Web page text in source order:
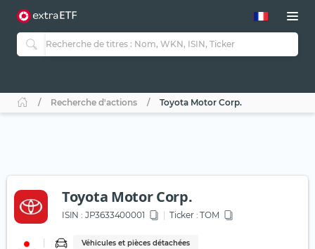
Recherche d'actions Toyota Motor Corp.
Toyota Motor Corp.
ISIN : JP3633400001 Ticker : TOM
Véhicules et pièces détachées